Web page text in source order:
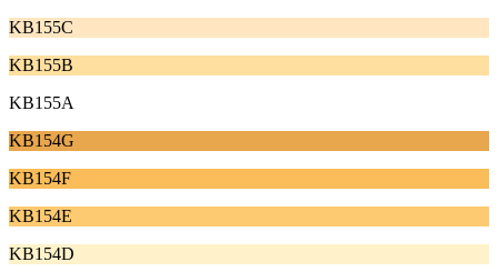
KB155C
KB155B
KB155A
KB154G
KB154F
KB154E
KB154D